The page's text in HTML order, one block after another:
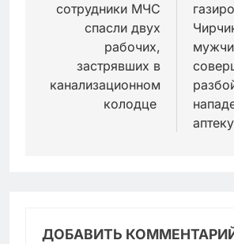
записям
сотрудники МЧС
спасли двух
рабочих,
застрявших в
канализационном
колодце
аптеку
ДОБАВИТЬ